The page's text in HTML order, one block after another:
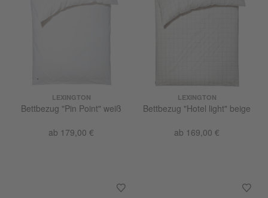
LEXINGTON
Bettbezug "Pin Point" weiß
ab 179,00 €
LEXINGTON
Bettbezug "Hotel light" beige
ab 169,00 €